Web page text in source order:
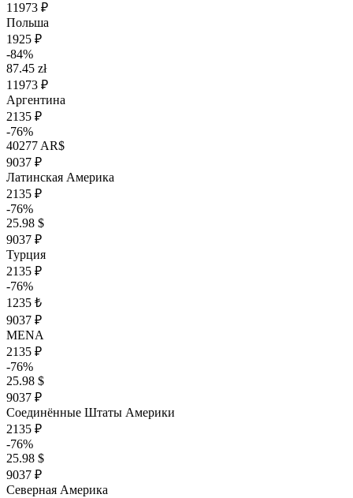
11973 ₽
Польша
1925 ₽
-84%
87.45 zł
11973 ₽
Аргентина
2135 ₽
-76%
40277 AR$
9037 ₽
Латинская Америка
2135 ₽
-76%
25.98 $
9037 ₽
Турция
2135 ₽
-76%
1235 ₺
9037 ₽
MENA
2135 ₽
-76%
25.98 $
9037 ₽
Соединённые Штаты Америки
2135 ₽
-76%
25.98 $
9037 ₽
Северная Америка